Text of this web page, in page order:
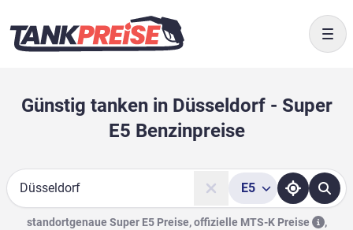
Günstig tanken in Düsseldorf - Super
E5 Benzinpreise
Suche
E5
standortgenaue Super E5 Preise, offizielle MTS-K Preise
,